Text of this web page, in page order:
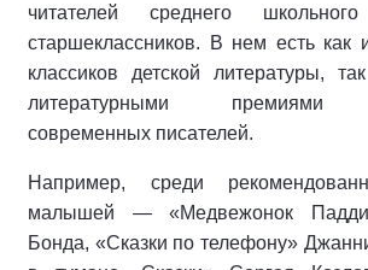
читателей среднего
старшеклассников. В нем есть как
классиков детской литературы,
литературными премиями
современных писателей.
Например, среди
малышей — «Медвежонок
Бонда, «Сказки по телефону»